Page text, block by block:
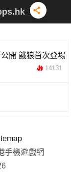
開 餓狼首次登場
14131
手機遊戲網